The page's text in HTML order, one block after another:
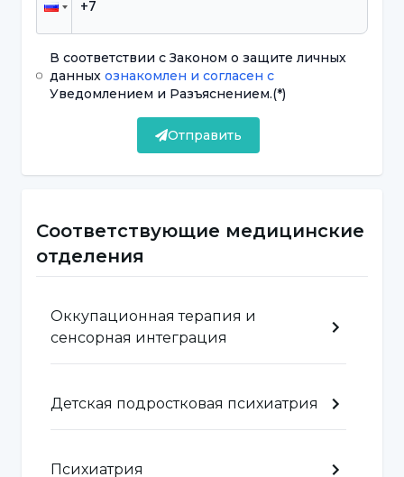
требований
Действовать, не подумав
Действовать в спешке
Неспособность контролировать
реакции
Симптомы синдрома дефицита
внимания с гиперактивностью
*DSM-5 (Diagnostic and Statistical Manual
В соответствии с Законом о защите личных
данныхознакомлен и согласен с
Уведомлением и Разъяснением.(*)
Отправить
Соответствующие медицинские
отделения
Оккупационная терапия и
сенсорная интеграция
Детская подростковая психиатрия
Психиатрия